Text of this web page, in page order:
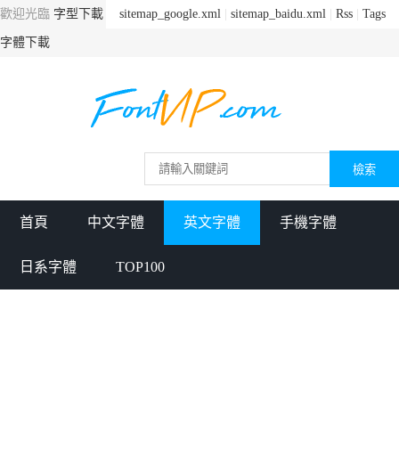
sitemap_google.xml sitemap_baidu.xml Rss Tags
歡迎光臨 字型下載
字體下載
首頁 中文字體 英文字體 手機字體
日系字體 TOP100